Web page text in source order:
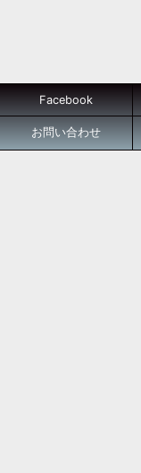
Facebook
お問い合わせ